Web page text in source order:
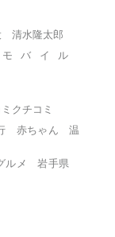
水隆太郎
バイル
ミクチコミ
赤ちゃん 温
ルメ
岩手県